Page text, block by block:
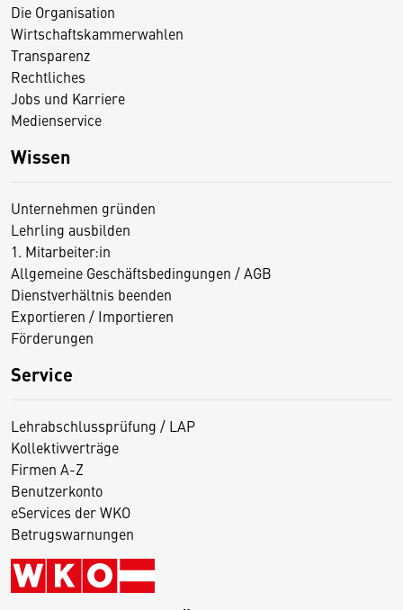
Die Organisation
Wirtschaftskammerwahlen
Transparenz
Rechtliches
Jobs und Karriere
Medienservice
Wissen
Unternehmen gründen
Lehrling ausbilden
1. Mitarbeiter:in
Allgemeine Geschäftsbedingungen / AGB
Dienstverhältnis beenden
Exportieren / Importieren
Förderungen
Service
Lehrabschlussprüfung / LAP
Kollektivverträge
Firmen A-Z
Benutzerkonto
eServices der WKO
Betrugswarnungen